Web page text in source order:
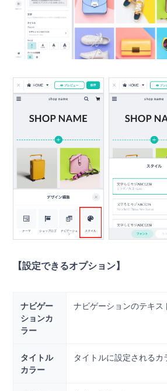
【設定できるオプション】
ナビゲー
ションカ
ラー
ナビゲーションのテキス
タイトル
カラー
タイトルに設定されるカ